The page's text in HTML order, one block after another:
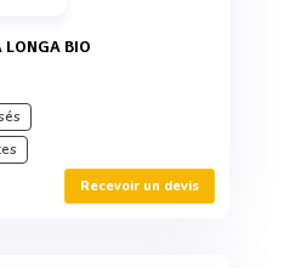
LONGA BIO
Recevoir un devis